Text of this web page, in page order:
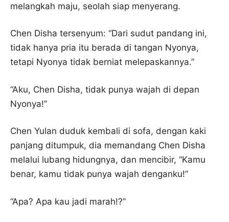
melangkah maju, seolah siap menyerang.
Chen Disha tersenyum: “Dari sudut pandang ini,
tidak hanya pria itu berada di tangan Nyonya,
tetapi Nyonya tidak berniat melepaskannya.”
“Aku, Chen Disha, tidak punya wajah di depan
Nyonya!”
Chen Yulan duduk kembali di sofa, dengan kaki
panjang ditumpuk, dia memandang Chen Disha
melalui lubang hidungnya, dan mencibir, “Kamu
benar, kamu tidak punya wajah denganku!”
“Apa? Apa kau jadi marah!?”